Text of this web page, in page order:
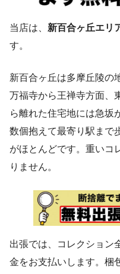
当店は、 新百合ヶ丘エリ
す。
新百合ヶ丘は多摩丘陵の
万福寺から王禅寺方面、
ら離れた住宅地には急坂
数個抱えて最寄り駅まで
がほとんどです。重いコ
りません。
出張では、コレクション
金をお支払いします。梱